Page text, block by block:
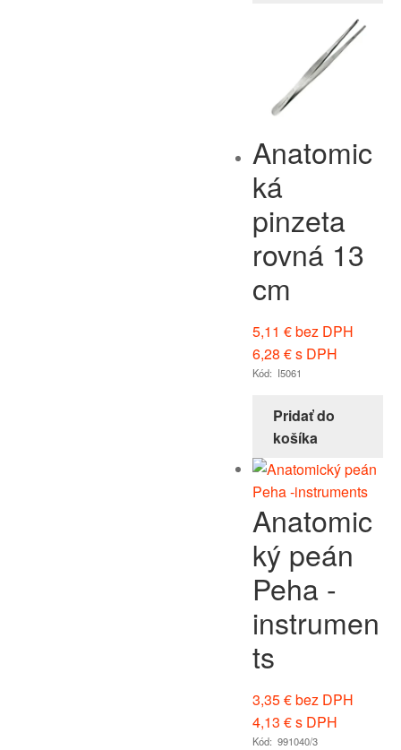
Anatomic
ká
pinzeta
rovná 13
cm
5,11 €bez DPH
6,28 €s DPH
Kód: I5061
Pridať do
košíka
Anatomic
ký peán
Peha -
instrumen
ts
3,35€bez DPH
4,13 €s DPH
Kód: 991040/3